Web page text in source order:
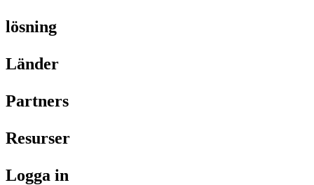
lösning​​
Länder​​
Partners​​
Resurser​​
Logga in​​